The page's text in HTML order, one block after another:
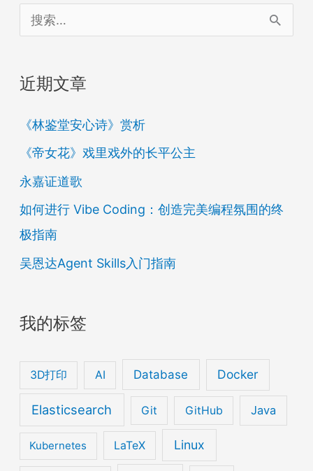
搜
索
近期文章
《林鉴堂安心诗》赏析
《帝女花》戏里戏外的长平公主
永嘉证道歌
如何进行 Vibe Coding：创造完美编程氛围的终
极指南
吴恩达Agent Skills入门指南
我的标签
3D打印 AI Database Docker
Elasticsearch Git GitHub Java
Kubernetes LaTeX Linux